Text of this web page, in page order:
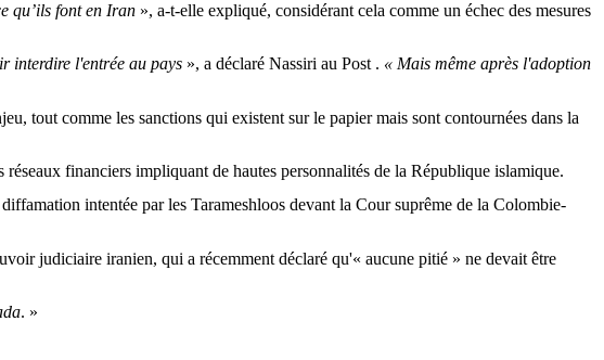
qu’ils font en Iran », a-t-elle expliqué, considérant cela comme un échec des mesures
interdire l'entrée au pays », a déclaré Nassiri au Post . « Mais même après l'adoption
tout comme les sanctions qui existent sur le papier mais sont contournées dans la
financiers impliquant de hautes personnalités de la République islamique.
intentée par les Tarameshloos devant la Cour suprême de la Colombie-
judiciaire iranien, qui a récemment déclaré qu'« aucune pitié » ne devait être
. »